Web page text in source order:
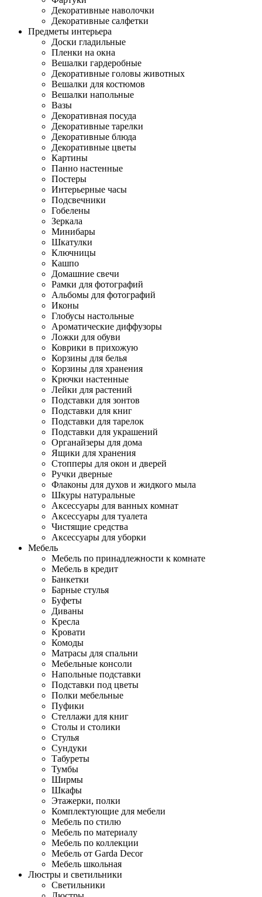
Декоративные наволочки
Декоративные салфетки
Предметы интерьера
Доски гладильные
Пленки на окна
Вешалки гардеробные
Декоративные головы животных
Вешалки для костюмов
Вешалки напольные
Вазы
Декоративная посуда
Декоративные тарелки
Декоративные блюда
Декоративные цветы
Картины
Панно настенные
Постеры
Интерьерные часы
Подсвечники
Гобелены
Зеркала
Минибары
Шкатулки
Ключницы
Кашпо
Домашние свечи
Рамки для фотографий
Альбомы для фотографий
Иконы
Глобусы настольные
Ароматические диффузоры
Ложки для обуви
Коврики в прихожую
Корзины для белья
Корзины для хранения
Крючки настенные
Лейки для растений
Подставки для зонтов
Подставки для книг
Подставки для тарелок
Подставки для украшений
Органайзеры для дома
Ящики для хранения
Стопперы для окон и дверей
Ручки дверные
Флаконы для духов и жидкого мыла
Шкуры натуральные
Аксессуары для ванных комнат
Аксессуары для туалета
Чистящие средства
Аксессуары для уборки
Мебель
Мебель по принадлежности к комнате
Мебель в кредит
Банкетки
Барные стулья
Буфеты
Диваны
Кресла
Кровати
Комоды
Матрасы для спальни
Мебельные консоли
Напольные подставки
Подставки под цветы
Полки мебельные
Пуфики
Стеллажи для книг
Столы и столики
Стулья
Сундуки
Табуреты
Тумбы
Ширмы
Шкафы
Этажерки, полки
Комплектующие для мебели
Мебель по стилю
Мебель по материалу
Мебель по коллекции
Мебель от Garda Decor
Мебель школьная
Люстры и светильники
Светильники